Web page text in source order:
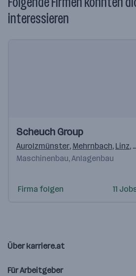
interessieren
Videos
Einblicke
Einblicke
Scheuch Group
Aurolzmünster, Mehrnbach, Linz,
Maschinenbau, Anlagenbau
Firma folgen 11
Über karriere.at
Für Arbeitgeber